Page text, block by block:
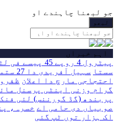
جو لبھنا چاہندے او
اہم خبراں
سستا
سہیل
احتجاجی مارچ دا اعلان
گرام وزنی اینٹی پرسنل
پربندھ (گڈ گورننس) لئی
صوبیاں دی حامی اے
اک ہزار توں ٹپ گئی